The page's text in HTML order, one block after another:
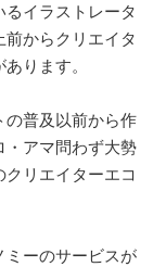
イラストレータ
からクリエイタ
ります。
の普及以前から作
・アマ問わず大勢
リエイターエコ
ミーのサービスが